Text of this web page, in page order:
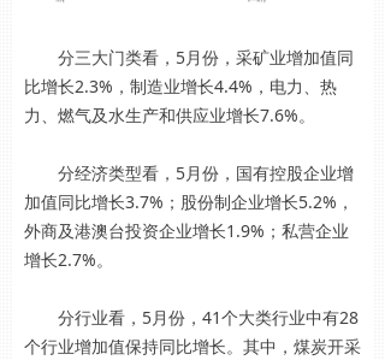
分三大门类看，5月份，采矿业增加值同
比增长2.3%，制造业增长4.4%，电力、热
力、燃气及水生产和供应业增长7.6%。
分经济类型看，5月份，国有控股企业增
加值同比增长3.7%；股份制企业增长5.2%，
外商及港澳台投资企业增长1.9%；私营企业
增长2.7%。
分行业看，5月份，41个大类行业中有28
个行业增加值保持同比增长。其中，煤炭开采